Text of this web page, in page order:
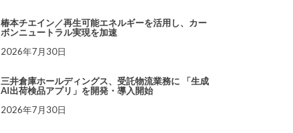
椿本チエイン／再生可能エネルギーを活用し、カー
ボンニュートラル実現を加速
2026年7月30日
三井倉庫ホールディングス、受託物流業務に 「生成
AI出荷検品アプリ」を開発・導入開始
2026年7月30日